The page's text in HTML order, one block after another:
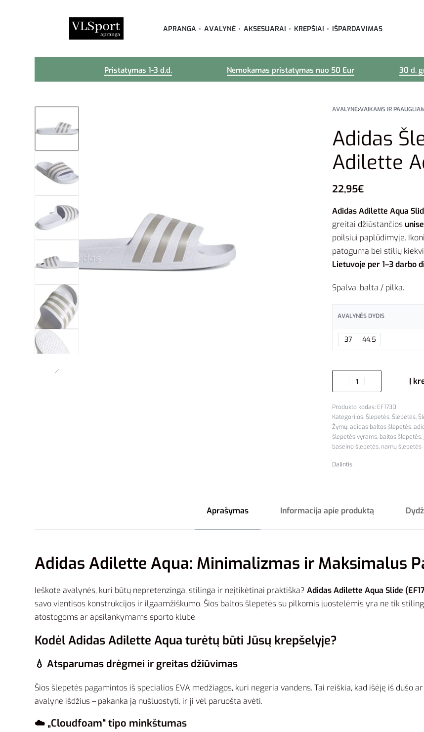
APRANGA AVALYNĖ AKSESUARAI KREPŠIAI IŠPARDAVIMAS
Pristatymas 1-3 d.d. Nemokamas pristatymas nuo 50 Eur 30 d.
AVALYNĖ›VAIKAMS IR
Adidas
Adilette
22,95€
Adidas Adilette Aqua
greitai džiūstančios
poilsiui paplūdimyje.
patogumą bei stilių
Lietuvoje per 1–3 darbo
Spalva: balta / pilka.
AVALYNĖS DYDIS
37 44.5
Į
EF1730
Kategorijos:Šlepetės,Šlepetės,
Žymų:adidas baltos šlepetės,
šlepetės vyrams, baltos šlepetės,
baseino šlepetės, namų šlepetės
Dalintis
Aprašymas Informacija apie produktą
Adidas Adilette Aqua: Minimalizmas ir Maksimalus
Ieškote avalynės, kuri būtų nepretenzinga, stilinga ir neįtikėtinai praktiška? Adidas Adilette Aqua Slide
savo vientisos konstrukcijos ir ilgaamžiškumo. Šios baltos šlepetės su pilkomis juostelėmis yra ne tik
atostogoms ar apsilankymams sporto klube.
Kodėl Adidas Adilette Aqua turėtų būti Jūsų krepšelyje?
💧 Atsparumas drėgmei ir greitas džiūvimas
Šios šlepetės pagamintos iš specialios EVA medžiagos, kuri negeria vandens. Tai reiškia, kad išėję iš dušo
avalynė išdžius – pakanka ją nušluostyti, ir ji vėl paruošta avėti.
☁️ „Cloudfoam“ tipo minkštumas